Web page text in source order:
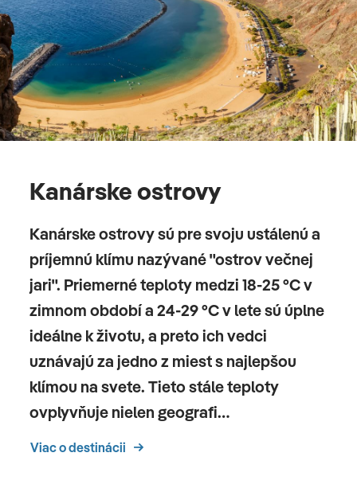
Kanárske ostrovy
Kanárske ostrovy sú pre svoju ustálenú a
príjemnú klímu nazývané "ostrov večnej
jari". Priemerné teploty medzi 18-25 °C v
zimnom období a 24-29 °C v lete sú úplne
ideálne k životu, a preto ich vedci
uznávajú za jedno z miest s najlepšou
klímou na svete. Tieto stále teploty
ovplyvňuje nielen geografi…
Viac o destinácii